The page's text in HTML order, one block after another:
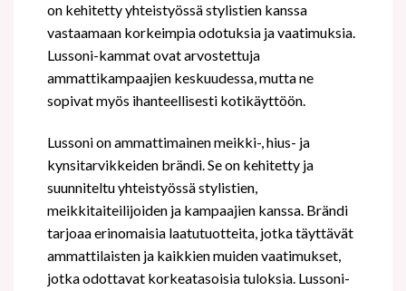
on kehitetty yhteistyössä stylistien kanssa
vastaamaan korkeimpia odotuksia ja vaatimuksia.
Lussoni-kammat ovat arvostettuja
ammattikampaajien keskuudessa, mutta ne
sopivat myös ihanteellisesti kotikäyttöön.
Lussoni on ammattimainen meikki-, hius- ja
kynsitarvikkeiden brändi. Se on kehitetty ja
suunniteltu yhteistyössä stylistien,
meikkitaiteilijoiden ja kampaajien kanssa. Brändi
tarjoaa erinomaisia laatutuotteita, jotka täyttävät
ammattilaisten ja kaikkien muiden vaatimukset,
jotka odottavat korkeatasoisia tuloksia. Lussoni-